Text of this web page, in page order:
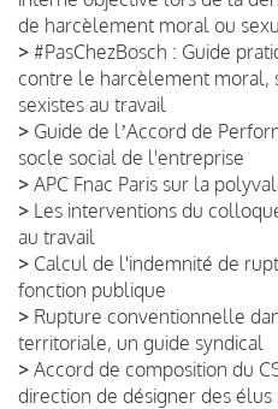
de harcèlement moral ou
> #PasChezBosch : Guide
contre le harcèlement moral,
sexistes au travail
> Guide de lʼAccord de
socle social de l'entreprise
> APC Fnac Paris sur la
> Les interventions du
au travail
> Calcul de l'indemnité de
fonction publique
> Rupture conventionnelle
territoriale, un guide syndical
> Accord de composition du
direction de désigner des élus